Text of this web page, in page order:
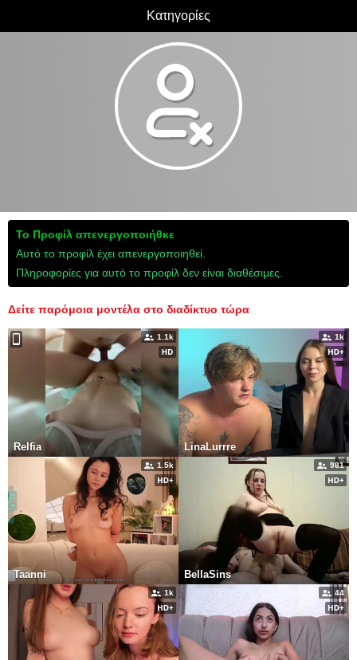
Το Προφίλ απενεργοποιήθκε
Αυτό το προφίλ έχει απενεργοποιηθεί.
Πληροφορίες για αυτό το προφίλ δεν είναι διαθέσιμες.
Δείτε παρόμοια μοντέλα στο διαδίκτυο τώρα
1.1k
Relfia
1k
LinaLurrre
1.5k
Taanni
981
BellaSins
1k 44
Κατηγορίες